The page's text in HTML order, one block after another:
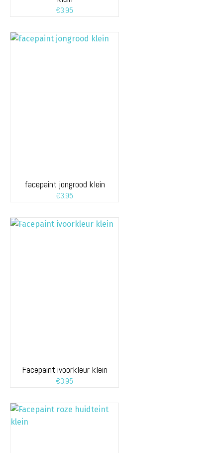
€3,95
facepaint jongrood klein
€3,95
Facepaint ivoorkleur klein
€3,95